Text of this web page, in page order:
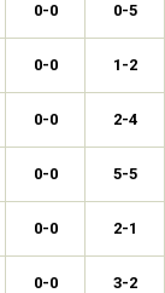
0-0 0-5
0-0 1-2
0-0 2-4
0-0 5-5
0-0 2-1
0-0 3-2